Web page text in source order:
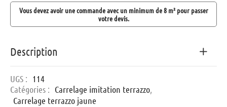
Vous devez avoir une commande avec un minimum de 8 m² pour passer
votre devis.
Description
UGS : 114
Catégories : Carrelage imitation terrazzo,
Carrelage terrazzo jaune